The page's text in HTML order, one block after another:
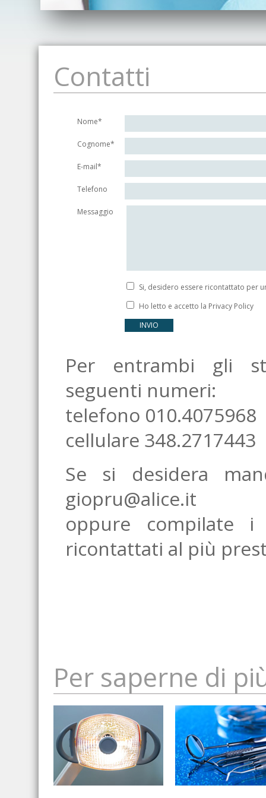
Contatti
Nome*
Cognome*
E-mail*
Telefono
Messaggio
Si, desidero essere ricontattato per
Ho letto e accetto la Privacy Policy
Per entrambi gli
seguenti numeri:
telefono 010.4075968
cellulare 348.2717443
Se si desidera
giopru@alice.it
oppure compilate
ricontattati al più
Per saperne di